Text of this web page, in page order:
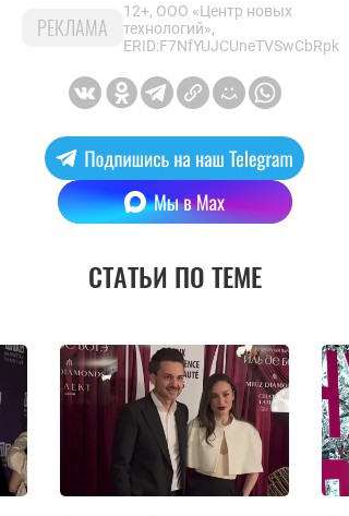
РЕКЛАМА
12+, ООО «Центр новых
технологий»,
ERID:F7NfYUJCUneTVSwCbRpk
СТАТЬИ ПО ТЕМЕ